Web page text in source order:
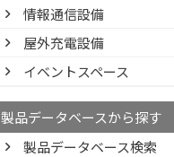
情報通信設備
屋外充電設備
イベントスペース
製品データベースから探す
製品データベース検索